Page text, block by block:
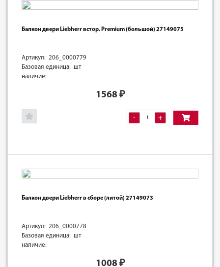
Балкон двери Liebherr встор. Premium (большой) 27149075
Артикул: 206_0000779
Базовая единица: шт
наличие:
1568₽
- +
Балкон двери Liebherr в сборе (литой) 27149073
Артикул: 206_0000778
Базовая единица: шт
наличие:
1008₽